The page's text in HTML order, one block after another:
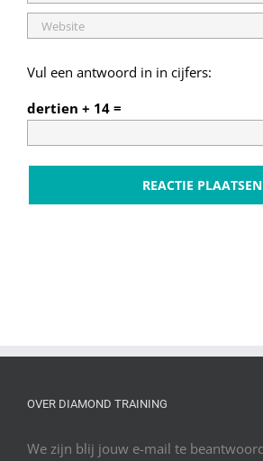
Vul een antwoord in in cijfers:
dertien + 14 =
OVER DIAMOND TRAINING
We zijn blij jouw e-mail te